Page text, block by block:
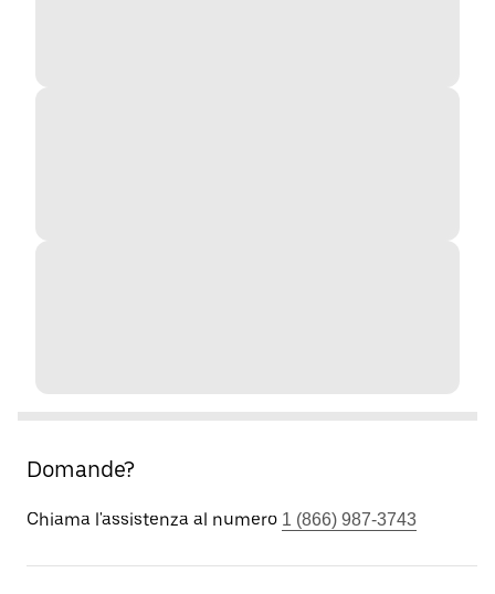
Domande?
Chiama l'assistenza al numero 1 (866) 987-3743